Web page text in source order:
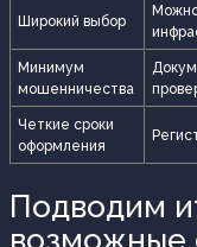
Широкий выбор
Минимум
мошенничества
Четкие сроки
оформления
Подводим